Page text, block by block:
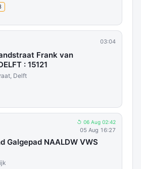
03:04
Frank van
: 15121
Delft
↺ 06 Aug 02:42
05 Aug 16:27
Galgepad NAALDW VWS